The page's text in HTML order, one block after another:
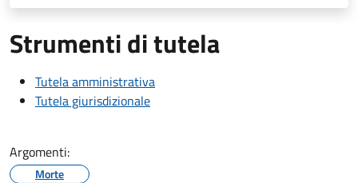
Strumenti di tutela
Tutela amministrativa
Tutela giurisdizionale
Argomenti:
Morte